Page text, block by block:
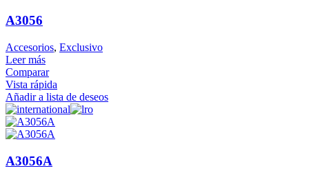
A3056
Accesorios, Exclusivo
Leer más
Comparar
Vista rápida
Añadir a lista de deseos
A3056A